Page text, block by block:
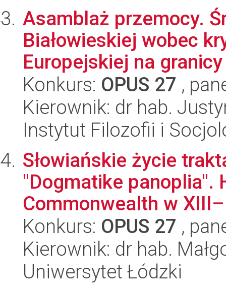
Asamblaż przemocy.
Białowieskiej wobec
Europejskiej na
Konkurs: OPUS 27 ,
Kierownik: dr hab.
Instytut Filozofii i
Słowiańskie życie
"Dogmatike panoplia".
Commonwealth w
Konkurs: OPUS 27 ,
Kierownik: dr hab.
Uniwersytet Łódzki